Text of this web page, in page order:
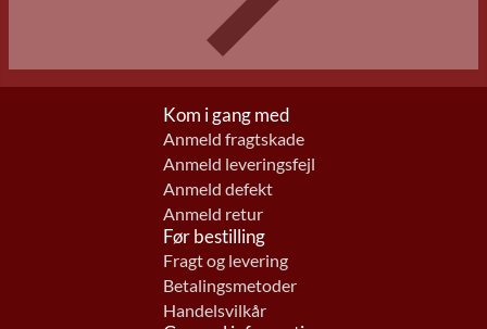
Kom i gang med
Anmeld fragtskade
Anmeld leveringsfejl
Anmeld defekt
Anmeld retur
Før bestilling
Fragt og levering
Betalingsmetoder
Handelsvilkår